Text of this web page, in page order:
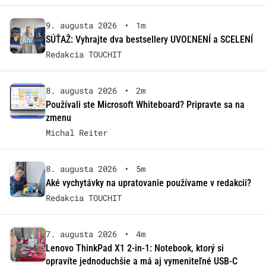
9. augusta 2026 •
1m
SÚŤAŽ: Vyhrajte dva bestsellery UVOĽNENÍ a SCELENÍ
Redakcia TOUCHIT
8. augusta 2026 •
2m
Používali ste Microsoft Whiteboard? Pripravte sa na
zmenu
Michal Reiter
8. augusta 2026 •
5m
Aké vychytávky na upratovanie používame v redakcii?
Redakcia TOUCHIT
7. augusta 2026 •
4m
Lenovo ThinkPad X1 2-in-1: Notebook, ktorý si
opravíte jednoduchšie a má aj vymeniteľné USB-C